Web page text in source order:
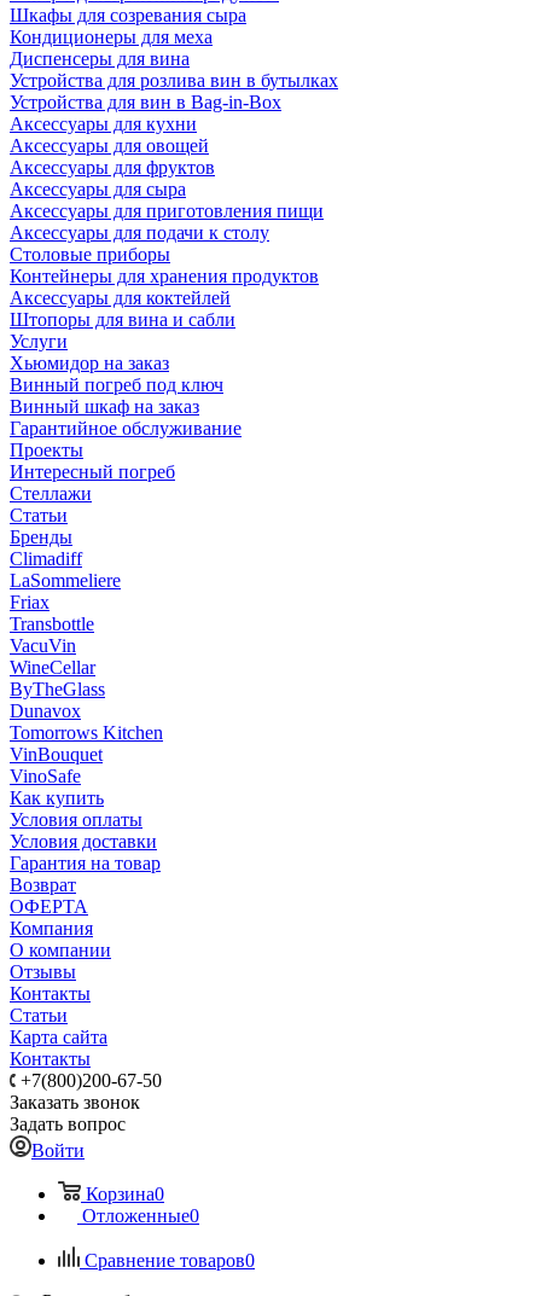
Шкафы для созревания сыра
Кондиционеры для меха
Диспенсеры для вина
Устройства для розлива вин в бутылках
Устройства для вин в Bag-in-Box
Аксессуары для кухни
Аксессуары для овощей
Аксессуары для фруктов
Аксессуары для сыра
Аксессуары для приготовления пищи
Аксессуары для подачи к столу
Столовые приборы
Контейнеры для хранения продуктов
Аксессуары для коктейлей
Штопоры для вина и сабли
Услуги
Хьюмидор на заказ
Винный погреб под ключ
Винный шкаф на заказ
Гарантийное обслуживание
Проекты
Интересный погреб
Стеллажи
Статьи
Бренды
Climadiff
LaSommeliere
Friax
Transbottle
VacuVin
WineCellar
ByTheGlass
Dunavox
Tomorrows Kitchen
VinBouquet
VinoSafe
Как купить
Условия оплаты
Условия доставки
Гарантия на товар
Возврат
ОФЕРТА
Компания
О компании
Отзывы
Контакты
Статьи
Карта сайта
Контакты
+7(800)200-67-50
Заказать звонок
Задать вопрос
Войти
Корзина0
Отложенные0
Сравнение товаров0